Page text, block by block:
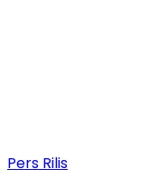
Pers Rilis